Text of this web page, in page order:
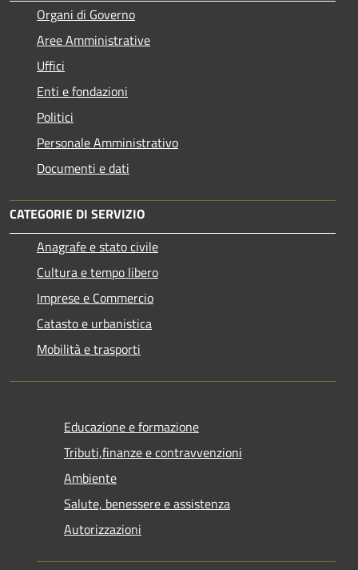
Organi di Governo
Aree Amministrative
Uffici
Enti e fondazioni
Politici
Personale Amministrativo
Documenti e dati
CATEGORIE DI SERVIZIO
Anagrafe e stato civile
Cultura e tempo libero
Imprese e Commercio
Catasto e urbanistica
Mobilità e trasporti
Educazione e formazione
Tributi,finanze e contravvenzioni
Ambiente
Salute, benessere e assistenza
Autorizzazioni